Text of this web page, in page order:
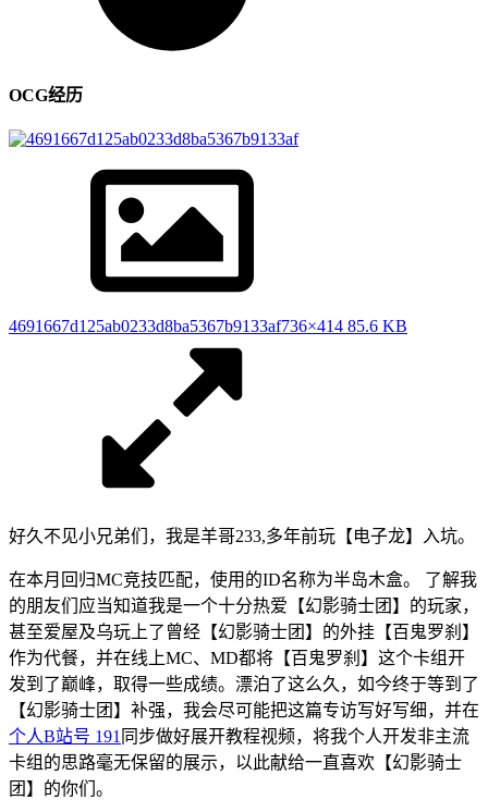
OCG经历
4691667d125ab0233d8ba5367b9133af736×414 85.6 KB
好久不见小兄弟们，我是羊哥233,多年前玩【电子龙】入坑。
在本月回归MC竞技匹配，使用的ID名称为半岛木盒。 了解我
的朋友们应当知道我是一个十分热爱【幻影骑士团】的玩家，
甚至爱屋及乌玩上了曾经【幻影骑士团】的外挂【百鬼罗刹】
作为代餐，并在线上MC、MD都将【百鬼罗刹】这个卡组开
发到了巅峰，取得一些成绩。漂泊了这么久，如今终于等到了
【幻影骑士团】补强，我会尽可能把这篇专访写好写细，并在
个人B站号 191 同步做好展开教程视频，将我个人开发非主流
卡组的思路毫无保留的展示，以此献给一直喜欢【幻影骑士
团】的你们。